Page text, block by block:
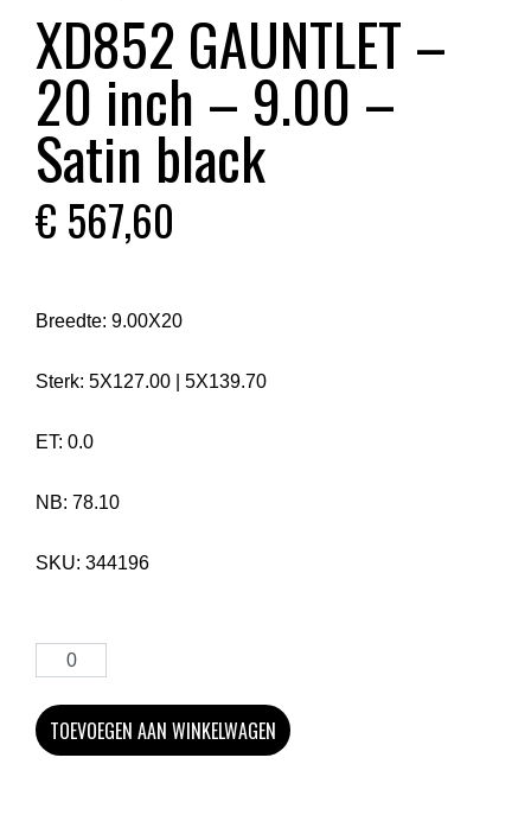
XD852 GAUNTLET –
20 inch – 9.00 –
Satin black
€ 567,60
Breedte: 9.00X20
Sterk: 5X127.00 5X139.70
ET: 0.0
NB: 78.10
SKU: 344196
TOEVOEGEN AAN WINKELWAGEN